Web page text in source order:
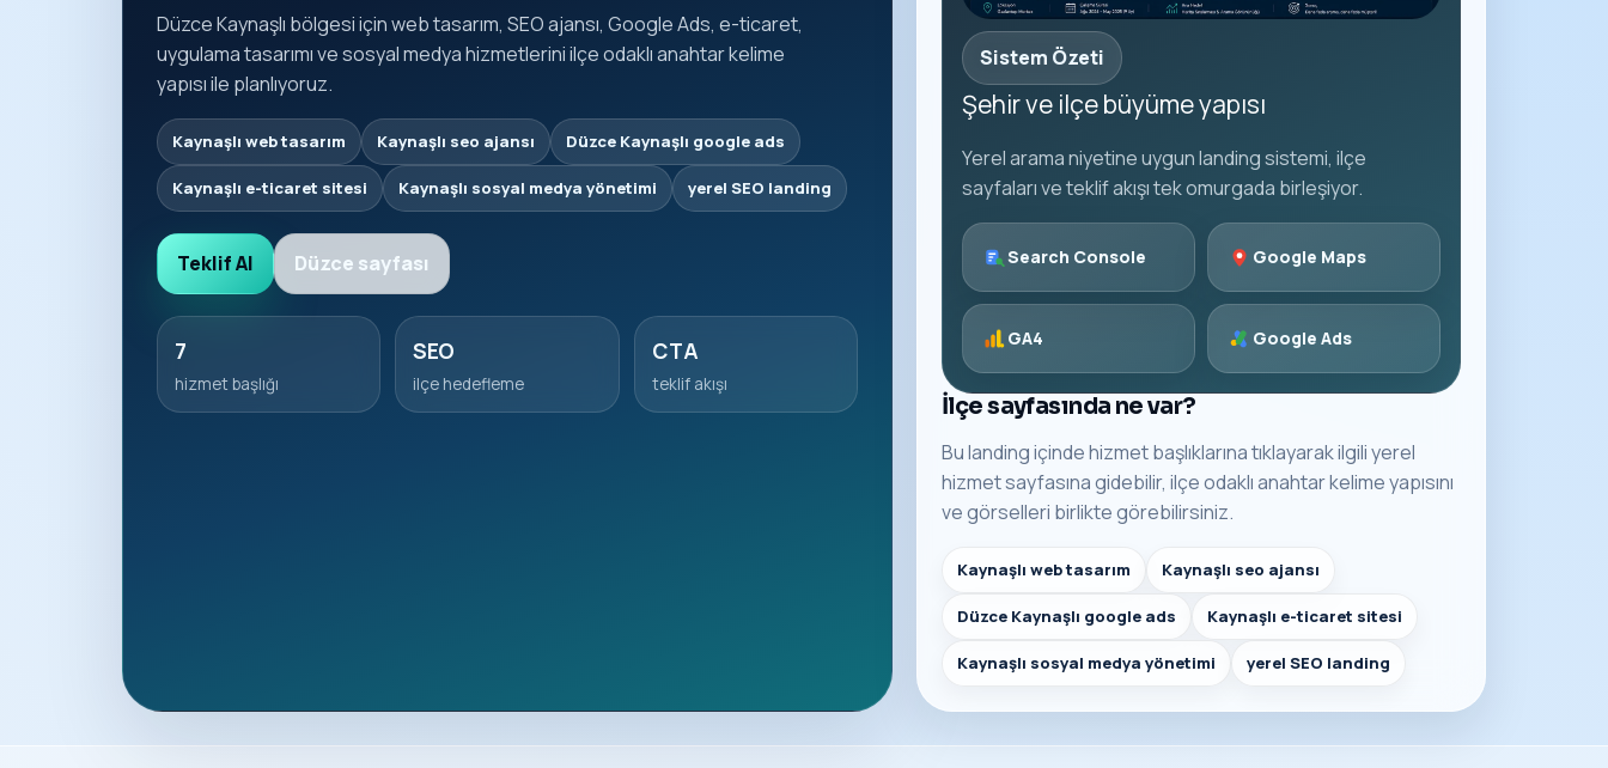
Düzce Kaynaşlı bölgesi için web tasarım, SEO ajansı, Google Ads, e-ticaret,
uygulama tasarımı ve sosyal medya hizmetlerini ilçe odaklı anahtar kelime
yapısı ile planlıyoruz.
Kaynaşlı web tasarım Kaynaşlı seo ajansı Düzce Kaynaşlı google ads
Kaynaşlı e-ticaret sitesi Kaynaşlı sosyal medya yönetimi yerel SEO landing
Teklif Al Düzce sayfası
7
hizmet başlığı
SEO
ilçe hedefleme
CTA
teklif akışı
Sistem Özeti
Şehir ve ilçe büyüme yapısı
Yerel arama niyetine uygun landing sistemi, ilçe
sayfaları ve teklif akışı tek omurgada birleşiyor.
Search Console Google Maps
GA4 Google Ads
İlçe sayfasında ne var?
Bu landing içinde hizmet başlıklarına tıklayarak ilgili yerel
hizmet sayfasına gidebilir, ilçe odaklı anahtar kelime yapısını
ve görselleri birlikte görebilirsiniz.
Kaynaşlı web tasarım Kaynaşlı seo ajansı
Düzce Kaynaşlı google ads Kaynaşlı e-ticaret sitesi
Kaynaşlı sosyal medya yönetimi yerel SEO landing